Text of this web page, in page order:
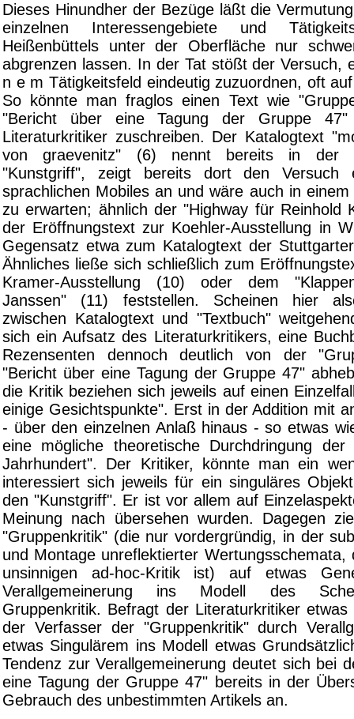
Dieses Hinundher der Bezüge läßt die
einzelnen Interessengebiete und
Heißenbüttels unter der Oberfläche nur
abgrenzen lassen. In der Tat stößt der Versuch,
n e m Tätigkeitsfeld eindeutig zuzuordnen, oft
So könnte man fraglos einen Text wie
"Bericht über eine Tagung der Gruppe
Literaturkritiker zuschreiben. Der Katalogtext
von graevenitz" (6) nennt bereits in der
"Kunstgriff", zeigt bereits dort den Versuch
sprachlichen Mobiles an und wäre auch in
zu erwarten; ähnlich der "Highway für Reinhold
der Eröffnungstext zur Koehler-Ausstellung in
Gegensatz etwa zum Katalogtext der
Ähnliches ließe sich schließlich zum
Kramer-Ausstellung (10) oder dem
Janssen" (11) feststellen. Scheinen hier
zwischen Katalogtext und "Textbuch"
sich ein Aufsatz des Literaturkritikers, eine
Rezensenten dennoch deutlich von der
"Bericht über eine Tagung der Gruppe 47"
die Kritik beziehen sich jeweils auf einen
einige Gesichtspunkte". Erst in der Addition mit
- über den einzelnen Anlaß hinaus - so etwas
eine mögliche theoretische Durchdringung
Jahrhundert". Der Kritiker, könnte man ein
interessiert sich jeweils für ein singuläres
den "Kunstgriff". Er ist vor allem auf
Meinung nach übersehen wurden. Dagegen
"Gruppenkritik" (die nur vordergründig, in der
und Montage unreflektierter Wertungsschemata,
unsinnigen ad-hoc-Kritik ist) auf etwas
Verallgemeinerung ins Modell des
Gruppenkritik. Befragt der Literaturkritiker etwas
der Verfasser der "Gruppenkritik" durch
etwas Singulärem ins Modell etwas
Tendenz zur Verallgemeinerung deutet sich bei
eine Tagung der Gruppe 47" bereits in der
Gebrauch des unbestimmten Artikels an.